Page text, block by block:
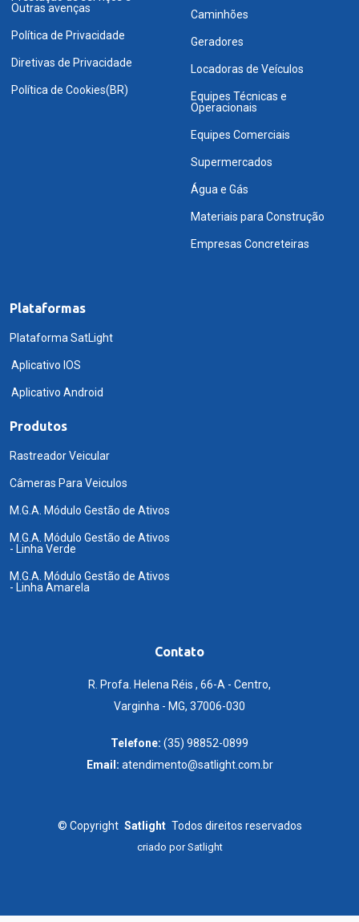
Outras avenças
Política de Privacidade
Diretivas de Privacidade
Política de Cookies(BR)
Caminhões
Geradores
Locadoras de Veículos
Equipes Técnicas e
Operacionais
Equipes Comerciais
Supermercados
Água e Gás
Materiais para Construção
Empresas Concreteiras
Plataformas
Plataforma SatLight
Aplicativo IOS
Aplicativo Android
Produtos
Rastreador Veicular
Câmeras Para Veiculos
M.G.A. Módulo Gestão de Ativos
M.G.A. Módulo Gestão de Ativos
- Linha Verde
M.G.A. Módulo Gestão de Ativos
- Linha Amarela
Contato
R. Profa. Helena Réis , 66-A - Centro,
Varginha - MG, 37006-030
Telefone: (35) 98852-0899
Email: atendimento@satlight.com.br
© Copyright Satlight Todos direitos reservados
criado porSatlight